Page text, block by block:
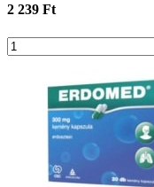
2 239 Ft